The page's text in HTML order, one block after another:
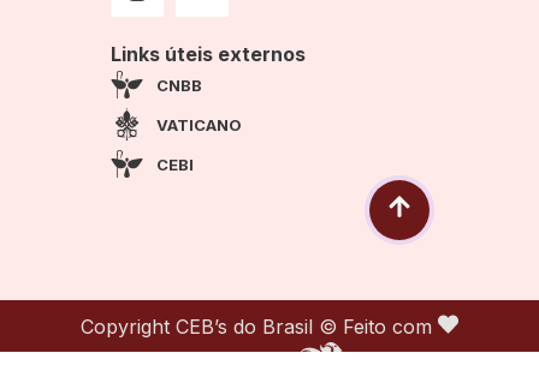
Links úteis externos
CNBB
VATICANO
CEBI
Copyright CEB’s do Brasil © Feito com